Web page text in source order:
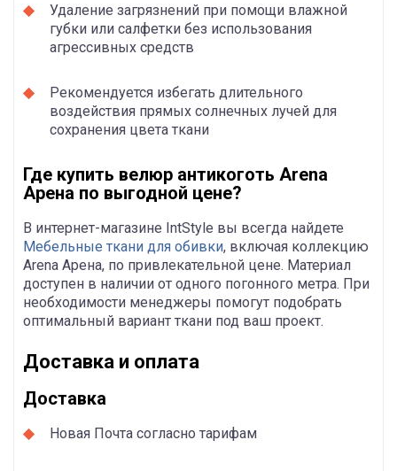
Удаление загрязнений при помощи влажной
губки или салфетки без использования
агрессивных средств
Рекомендуется избегать длительного
воздействия прямых солнечных лучей для
сохранения цвета ткани
Где купить велюр антикоготь Arena
Арена по выгодной цене?
В интернет-магазине IntStyle вы всегда найдете
Мебельные ткани для обивки, включая коллекцию
Arena Арена, по привлекательной цене. Материал
доступен в наличии от одного погонного метра. При
необходимости менеджеры помогут подобрать
оптимальный вариант ткани под ваш проект.
Доставка и оплата
Доставка
Новая Почта согласно тарифам